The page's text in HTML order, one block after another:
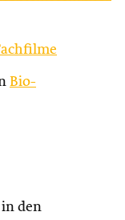
Bio-
in den